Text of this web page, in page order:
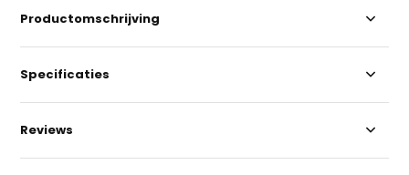
Productomschrijving
Specificaties
Reviews